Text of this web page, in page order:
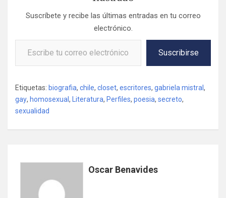
Suscríbete y recibe las últimas entradas en tu correo
electrónico.
Escribe tu correo electrónico…
Suscribirse
Etiquetas: biografia, chile, closet, escritores, gabriela mistral,
gay, homosexual, Literatura, Perfiles, poesia, secreto,
sexualidad
Oscar Benavides